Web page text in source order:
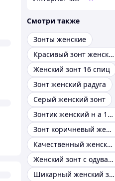
Смотри также
Зонты женские
Красивый зонт женский
Женский зонт 16 спиц
Зонт женский радуга
Серый женский зонт
Зонтик женский н а 16 спиц
Зонт коричневый женский автомат
Качественный женский зонт женский зонт
Женский зонт с одуванчиками
Шикарный женский зонт